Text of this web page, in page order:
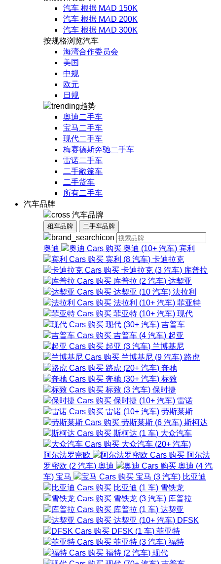
汽车 根据 MAD 150K
汽车 根据 MAD 200K
汽车 根据 MAD 300K
按规格浏览汽车
海湾合作委员会
美国
中规
欧元
日规
趋势
奥迪二手车
宝马二手车
现代二手车
梅赛德斯奔驰二手车
雷诺二手车
二手敞篷车
二手货车
所有二手车
汽车品牌
汽车品牌
租车品牌 二手车品牌
奥迪 奥迪 (10+ 汽车) 宾利
宾利 (8 汽车) 卡迪拉克
卡迪拉克 (3 汽车) 库普拉
库普拉 (2 汽车) 达契亚
达契亚 (10 汽车) 法拉利
法拉利 (10+ 汽车) 菲亚特
菲亚特 (10+ 汽车) 现代
现代 (30+ 汽车) 吉普车
吉普车 (4 汽车) 起亚
起亚 (3 汽车) 兰博基尼
兰博基尼 (9 汽车) 路虎
路虎 (20+ 汽车) 奔驰
奔驰 (30+ 汽车) 标致
标致 (3 汽车) 保时捷
保时捷 (10+ 汽车) 雷诺
雷诺 (10+ 汽车) 劳斯莱斯
劳斯莱斯 (6 汽车) 斯柯达
斯柯达 (1 车) 大众汽车
大众汽车 (20+ 汽车)
阿尔法罗密欧
阿尔法
罗密欧 (2 汽车) 奥迪 奥迪 (4 汽
车) 宝马 宝马 (3 汽车) 比亚迪
比亚迪 (1 车) 雪铁龙
雪铁龙 (3 汽车) 库普拉
库普拉 (1 车) 达契亚
达契亚 (10+ 汽车) DFSK
DFSK (1 车) 菲亚特
菲亚特 (3 汽车) 福特
福特 (2 汽车) 现代